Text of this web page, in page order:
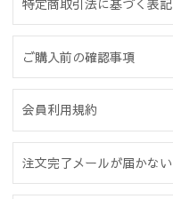
ご購入前の確認事項
会員利用規約
注文完了メールが届かない